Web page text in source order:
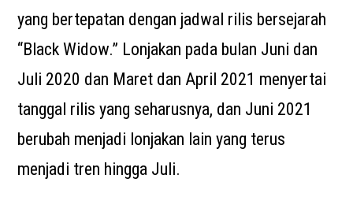
yang bertepatan dengan jadwal rilis bersejarah
“Black Widow.” Lonjakan pada bulan Juni dan
Juli 2020 dan Maret dan April 2021 menyertai
tanggal rilis yang seharusnya, dan Juni 2021
berubah menjadi lonjakan lain yang terus
menjadi tren hingga Juli.